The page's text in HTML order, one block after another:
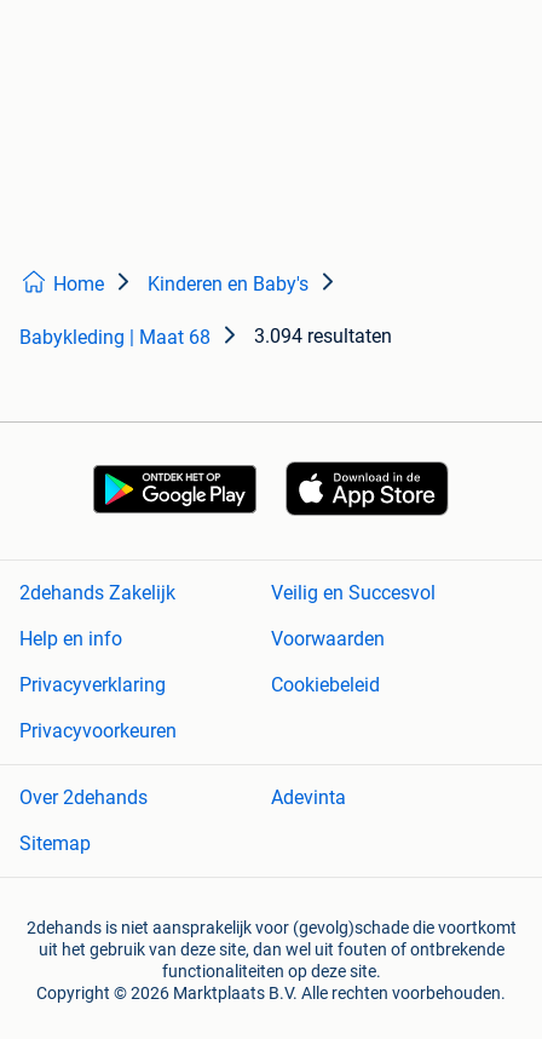
Home Kinderen en Baby's
Babykleding | Maat 68 3.094 resultaten
2dehands Zakelijk
Veilig en Succesvol
Help en info
Voorwaarden
Privacyverklaring
Cookiebeleid
Privacyvoorkeuren
Over 2dehands
Adevinta
Sitemap
2dehands is niet aansprakelijk voor (gevolg)schade die voortkomt
uit het gebruik van deze site, dan wel uit fouten of ontbrekende
functionaliteiten op deze site.
Copyright © 2026 Marktplaats B.V. Alle rechten voorbehouden.